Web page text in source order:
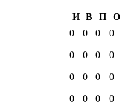
И В П
О
0 0 0 0
0 0 0 0
0 0 0 0
0 0 0 0